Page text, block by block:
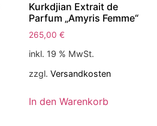
Kurkdjian Extrait de
Parfum „Amyris Femme“
265,00 €
inkl. 19 % MwSt.
zzgl. Versandkosten
In den Warenkorb